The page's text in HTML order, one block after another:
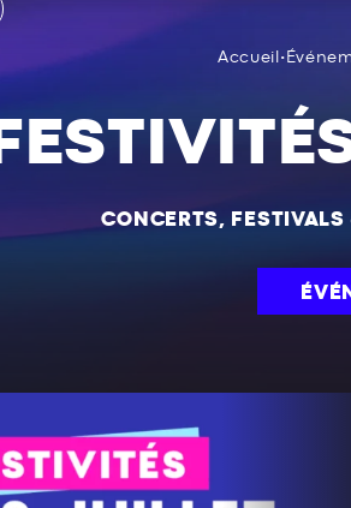
Accueil •
CONCERTS, FESTIVALS